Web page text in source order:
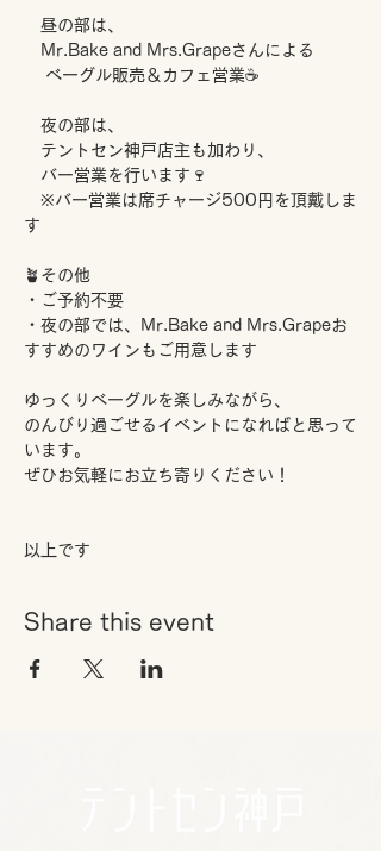
昼の部は、
Mr.Bake and Mrs.Grapeさんによる
ベーグル販売＆カフェ営業☕
夜の部は、
テントセン神戸店主も加わり、
バー営業を行います🍷
※バー営業は席チャージ500円を頂戴しま
す
🪴その他
・ご予約不要
・夜の部では、Mr.Bake and Mrs.Grapeお
すすめのワインもご用意します
ゆっくりベーグルを楽しみながら、
のんびり過ごせるイベントになればと思って
います。
ぜひお気軽にお立ち寄りください！
以上です
Share this event